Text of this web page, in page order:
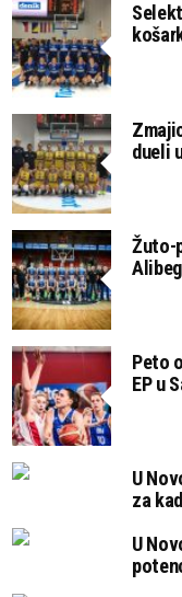
dueli
Žuto-
Peto
EP u
U
za
U